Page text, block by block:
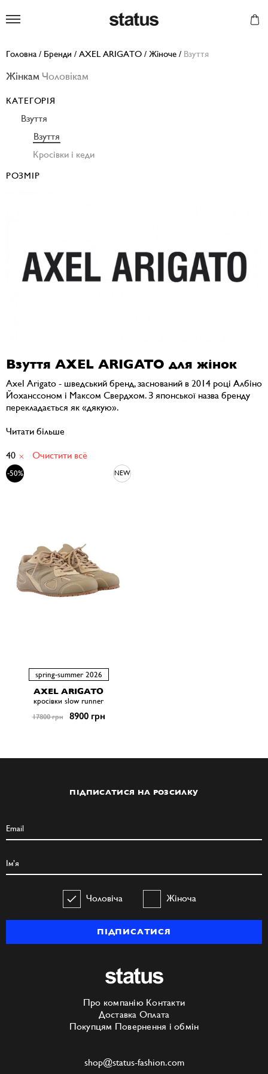
Головна / Бренди / AXEL ARIGATO / Жіноче / Взуття
Взуття AXEL ARIGATO для жінок
Axel Arigato - шведський бренд, заснований в 2014 році Албіно
Йоханссоном і Максом Свердхом. З японської назва бренду
перекладається як «дякую».
Читати більше
40 Очистити всё
-50% NEW
spring-summer 2026
AXEL ARIGATO
кросівки slow runner
17800 грн 8900 грн
Жінкам Чоловікам
КАТЕГОРІЯ
Взуття
Взуття
Кросівки і кеди
РОЗМІР
ПІДПИСАТИСЯ НА РОЗСИЛКУ
Чоловіча Жіноча
ПІДПИСАТИСЯ
Про компанію Контакти
Доставка Оплата
Покупцям Повернення і обмін
shop@status-fashion.com